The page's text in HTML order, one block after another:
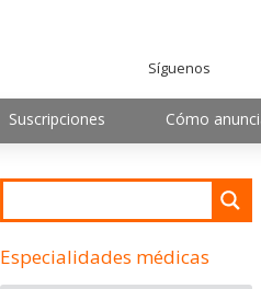
Síguenos
Suscripciones Cómo
Especialidades médicas